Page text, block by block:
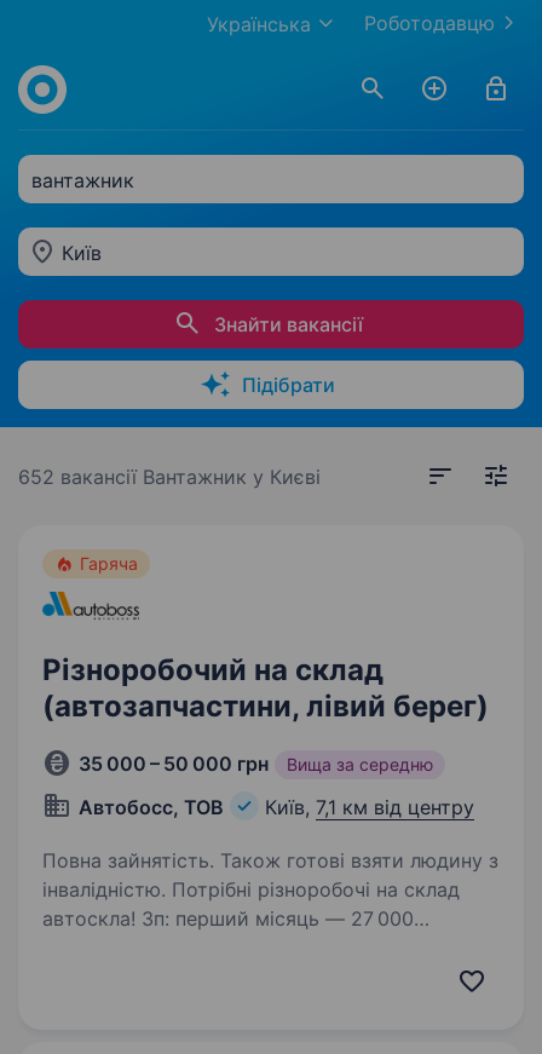
Роботодавцю
Українська
вантажник
Київ
Знайти вакансії
Підібрати
652 вакансії Вантажник у Києві
Гаряча
Різноробочий на склад
(автозапчастини, лівий берег)
35 000 – 50 000 грн Вища за середню
Автобосс, ТОВ Київ, 7,1 км від центру
Повна зайнятість. Також готові взяти людину з
інвалідністю. Потрібні різноробочі на склад
автоскла! Зп: перший місяць — 27 000
35000−50000. Графік: пн-пт, 8/17,9/18,10/19 +